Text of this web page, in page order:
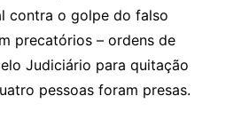
contra o golpe do falso
precatórios – ordens de
Judiciário para quitação
pessoas foram presas.